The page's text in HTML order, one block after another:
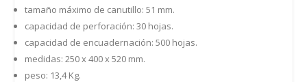
tamaño máximo de canutillo: 51 mm.
capacidad de perforación: 30 hojas.
capacidad de encuadernación: 500 hojas.
medidas: 250 x 400 x 520 mm.
peso: 13,4 Kg.